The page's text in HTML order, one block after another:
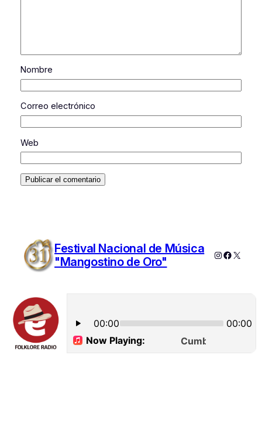
Nombre
Correo electrónico
Web
Festival Nacional de Música
"Mangostino de Oro"
Instagram
X